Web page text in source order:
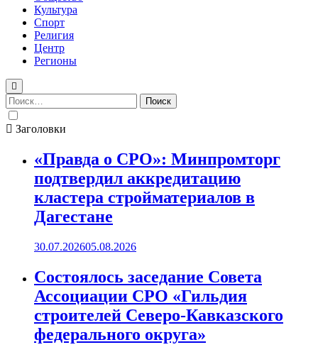
Культура
Спорт
Религия
Центр
Регионы
Найти:
Заголовки
«Правда о СРО»: Минпромторг
подтвердил аккредитацию
кластера стройматериалов в
Дагестане
30.07.202605.08.2026
Состоялось заседание Совета
Ассоциации СРО «Гильдия
строителей Северо-Кавказского
федерального округа»